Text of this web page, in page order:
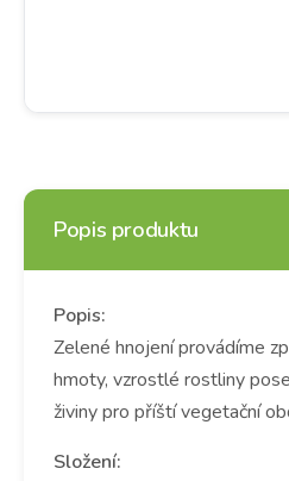
Popis produktu
Popis:
Zelené hnojení provádíme
hmoty, vzrostlé rostliny
živiny pro příští vegetační
Složení: